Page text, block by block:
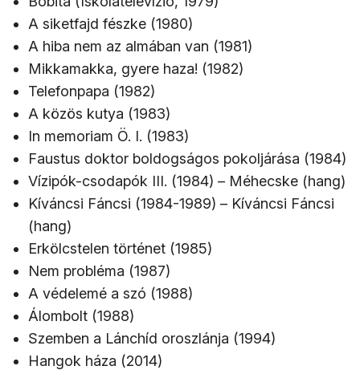
A siketfajd fészke (1980)
A hiba nem az almában van (1981)
Mikkamakka, gyere haza! (1982)
Telefonpapa (1982)
A közös kutya (1983)
In memoriam Ö. I. (1983)
Faustus doktor boldogságos pokoljárása (1984)
Vízipók-csodapók III. (1984) – Méhecske (hang)
Kíváncsi Fáncsi (1984-1989) – Kíváncsi Fáncsi
(hang)
Erkölcstelen történet (1985)
Nem probléma (1987)
A védelemé a szó (1988)
Álombolt (1988)
Szemben a Lánchíd oroszlánja (1994)
Hangok háza (2014)